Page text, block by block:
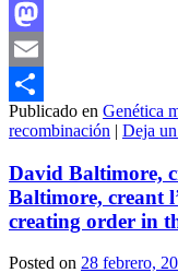
Facebook
Mastodon
Email
Compartir
Publicado en Genética
recombinación | Deja
David Baltimore,
Baltimore, creant
creating order in
Posted on 28 febrero,